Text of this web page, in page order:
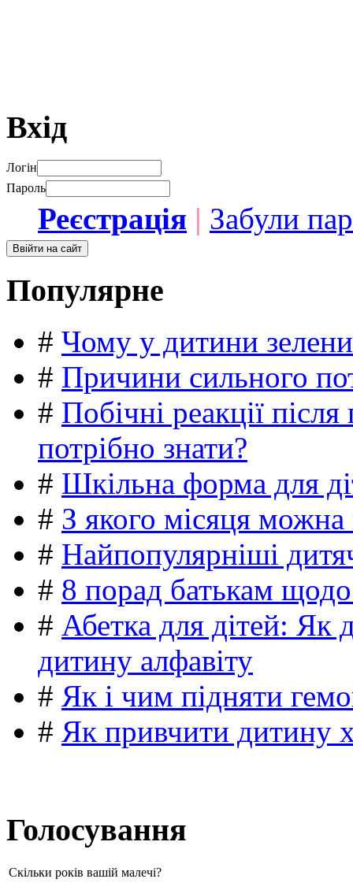
Вхід
Логін
Пароль
Реєстрація | Забули
Популярне
# Чому у дитини
# Причини сильного
# Побічні реакції
потрібно знати?
# Шкільна форма для
# З якого місяця можна
# Найпопулярніші
# 8 порад батькам
# Абетка для дітей: Як
дитину алфавіту
# Як і чим підняти
# Як привчити дитину
Голосування
Скільки років вашій малечі?